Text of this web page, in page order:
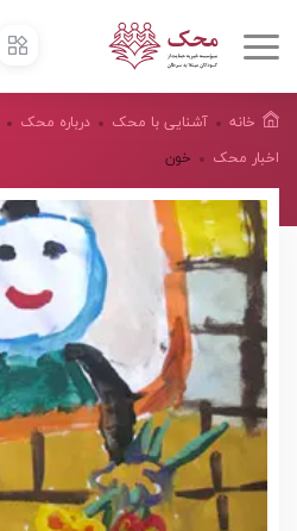
خانه آشنایی با محک درباره محک
اخبار محک
خون